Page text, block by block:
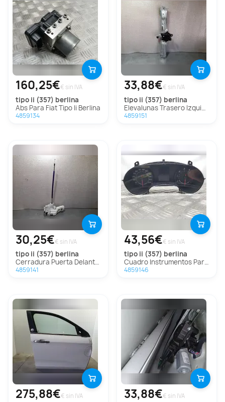
160,25€€ sin IVA
tipo ii (357) berlina
Abs Para Fiat Tipo Ii Berlina
4859134
33,88€€ sin IVA
tipo ii (357) berlina
Elevalunas Trasero Izquierdo Para Fiat Tipo Ii Berlina
4859151
30,25€€ sin IVA
tipo ii (357) berlina
Cerradura Puerta Delantera Izquierda Para Fiat Tipo Ii Berlina
4859141
43,56€€ sin IVA
tipo ii (357) berlina
Cuadro Instrumentos Para Fiat Tipo Ii Berlina
4859146
275,88€€ sin IVA 33,88€€ sin IVA